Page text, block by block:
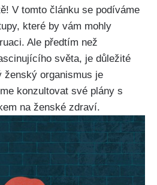
V tomto⁢ článku se podíváme
které ⁤by vám mohly
Ale předtím než
světa, je důležité
ženský ⁣organismus je‌
konzultovat své ‍plány s
na ženské zdraví.